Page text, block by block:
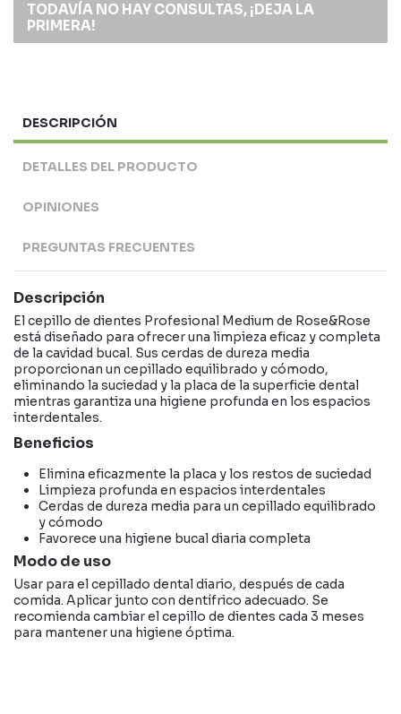
TODAVÍA NO HAY CONSULTAS, ¡DEJA LA
PRIMERA!
DESCRIPCIÓN
DETALLES DEL PRODUCTO
OPINIONES
PREGUNTAS FRECUENTES
Descripción
El cepillo de dientes Profesional Medium de Rose&Rose
está diseñado para ofrecer una limpieza eficaz y completa
de la cavidad bucal. Sus cerdas de dureza media
proporcionan un cepillado equilibrado y cómodo,
eliminando la suciedad y la placa de la superficie dental
mientras garantiza una higiene profunda en los espacios
interdentales.
Beneficios
Elimina eficazmente la placa y los restos de suciedad
Limpieza profunda en espacios interdentales
Cerdas de dureza media para un cepillado equilibrado
y cómodo
Favorece una higiene bucal diaria completa
Modo de uso
Usar para el cepillado dental diario, después de cada
comida. Aplicar junto con dentífrico adecuado. Se
recomienda cambiar el cepillo de dientes cada 3 meses
para mantener una higiene óptima.